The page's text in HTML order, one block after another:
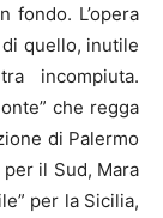
L’opera
quello, inutile
incompiuta.
che regga
di Palermo
il Sud, Mara
per la Sicilia,